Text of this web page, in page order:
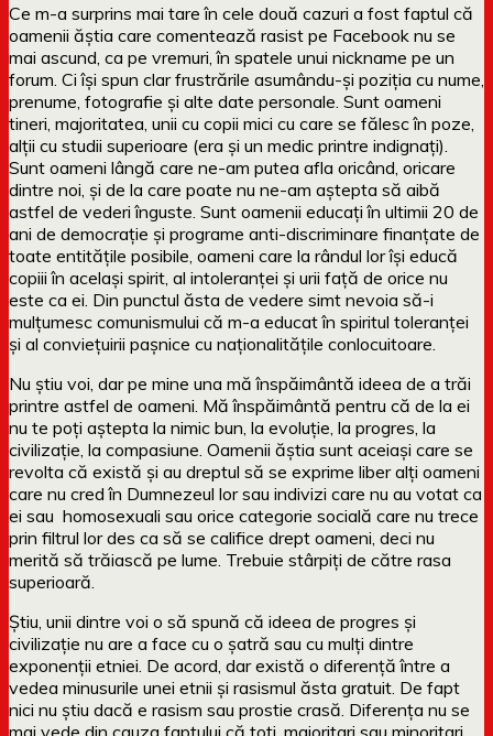
Ce m-a surprins mai tare în cele două cazuri a fost faptul că
oamenii ăștia care comentează rasist pe Facebook nu se
mai ascund, ca pe vremuri, în spatele unui nickname pe un
forum. Ci își spun clar frustrările asumându-și poziția cu nume,
prenume, fotografie și alte date personale. Sunt oameni
tineri, majoritatea, unii cu copii mici cu care se fălesc în poze,
alții cu studii superioare (era și un medic printre indignați).
Sunt oameni lângă care ne-am putea afla oricând, oricare
dintre noi, și de la care poate nu ne-am aștepta să aibă
astfel de vederi înguste. Sunt oamenii educați în ultimii 20 de
ani de democrație și programe anti-discriminare finanțate de
toate entitățile posibile, oameni care la rândul lor își educă
copiii în același spirit, al intoleranței și urii față de orice nu
este ca ei. Din punctul ăsta de vedere simt nevoia să-i
mulțumesc comunismului că m-a educat în spiritul toleranței
și al conviețuirii pașnice cu naționalitățile conlocuitoare.
Nu știu voi, dar pe mine una mă înspăimântă ideea de a trăi
printre astfel de oameni. Mă înspăimântă pentru că de la ei
nu te poți aștepta la nimic bun, la evoluție, la progres, la
civilizație, la compasiune. Oamenii ăștia sunt aceiași care se
revolta că există și au dreptul să se exprime liber alți oameni
care nu cred în Dumnezeul lor sau indivizi care nu au votat ca
ei sau homosexuali sau orice categorie socială care nu trece
prin filtrul lor des ca să se califice drept oameni, deci nu
merită să trăiască pe lume. Trebuie stârpiți de către rasa
superioară.
Știu, unii dintre voi o să spună că ideea de progres și
civilizație nu are a face cu o șatră sau cu mulți dintre
exponenții etniei. De acord, dar există o diferență între a
vedea minusurile unei etnii și rasismul ăsta gratuit. De fapt
nici nu știu dacă e rasism sau prostie crasă. Diferența nu se
mai vede din cauza faptului că toți, majoritari sau minoritari,